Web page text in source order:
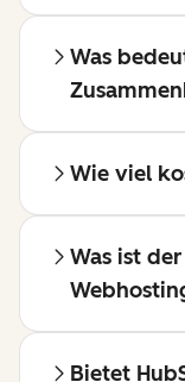
Was
Wie viel
Was ist
Bietet